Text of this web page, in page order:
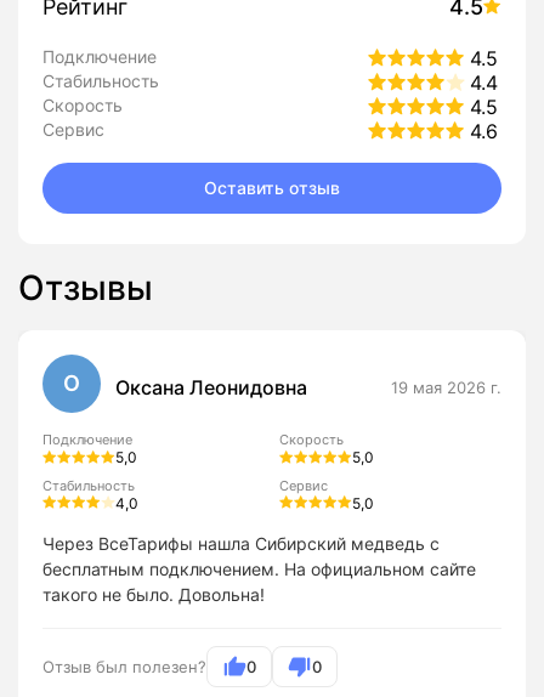
Рейтинг 4.5
Подключение 4.5
Стабильность 4.4
Скорость 4.5
Сервис 4.6
Оставить отзыв
Отзывы
О Оксана Леонидовна 19 мая 2026 г.
Подключение
5,0
Скорость
5,0
Стабильность
4,0
Сервис
5,0
Через ВсеТарифы нашла Сибирский медведь с
бесплатным подключением. На официальном сайте
такого не было. Довольна!
Отзыв был полезен? 0 0